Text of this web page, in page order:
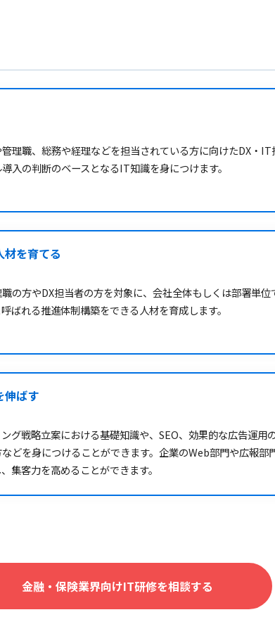
理職、総務や経理などを担当されている方に向けたDX・
入の判断のベースとなるIT知識を身につけます。
材を育てる
の方やDX担当者の方を対象に、会社全体もしくは部署単
ばれる推進体制構築をできる人材を育成します。
伸ばす
グ戦略立案における基礎知識や、SEO、効果的な広告運用
どを身につけることができます。企業のWeb部門や広報部
集客力を高めることができます。
金融・保険業界向けIT研修を相談する